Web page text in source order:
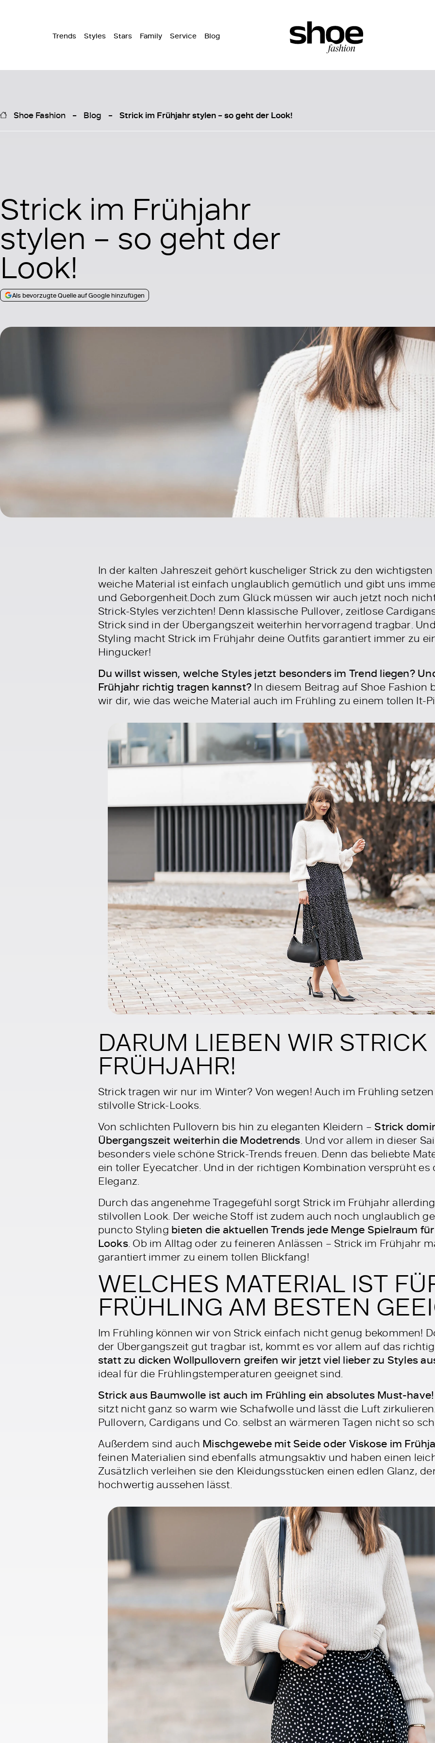
Trends Styles Stars Family Service Blog
Shoe Fashion Blog Strick im Frühjahr stylen – so geht der Look!
Strick im Frühjahr
stylen – so geht der
Look!
Als bevorzugte Quelle auf Google hinzufügen
In der kalten Jahreszeit gehört kuscheliger Strick zu den
weiche Material ist einfach unglaublich gemütlich und gibt uns
und Geborgenheit.Doch zum Glück müssen wir auch jetzt noch
Strick-Styles verzichten! Denn klassische Pullover, zeitlose
Strick sind in der Übergangszeit weiterhin hervorragend tragbar.
Styling macht Strick im Frühjahr deine Outfits garantiert immer zu
Hingucker!
Du willst wissen, welche Styles jetzt besonders im Trend liegen?
Frühjahr richtig tragen kannst? In diesem Beitrag auf Shoe Fashion
wir dir, wie das weiche Material auch im Frühling zu einem tollen It-
DARUM LIEBEN WIR
FRÜHJAHR!
Strick tragen wir nur im Winter? Von wegen! Auch im Frühling
stilvolle Strick-Looks.
Von schlichten Pullovern bis hin zu eleganten Kleidern – Strick
Übergangszeit weiterhin die Modetrends . Und vor allem in dieser
besonders viele schöne Strick-Trends freuen. Denn das beliebte
ein toller Eyecatcher. Und in der richtigen Kombination versprüht es
Eleganz.
Durch das angenehme Tragegefühl sorgt Strick im Frühjahr
stilvollen Look. Der weiche Stoff ist zudem auch noch unglaublich
puncto Styling bieten die aktuellen Trends jede Menge Spielraum
Looks. Ob im Alltag oder zu feineren Anlässen – Strick im Frühjahr
garantiert immer zu einem tollen Blickfang!
WELCHES MATERIAL IST
FRÜHLING AM BESTEN
Im Frühling können wir von Strick einfach nicht genug bekommen!
der Übergangszeit gut tragbar ist, kommt es vor allem auf das
statt zu dicken Wollpullovern greifen wir jetzt viel lieber zu Styles
ideal für die Frühlingstemperaturen geeignet sind.
Strick aus Baumwolle ist auch im Frühling ein absolutes Must-have!
sitzt nicht ganz so warm wie Schafwolle und lässt die Luft
Pullovern, Cardigans und Co. selbst an wärmeren Tagen nicht so
Außerdem sind auch Mischgewebe mit Seide oder Viskose im
feinen Materialien sind ebenfalls atmungsaktiv und haben einen
Zusätzlich verleihen sie den Kleidungsstücken einen edlen Glanz,
hochwertig aussehen lässt.